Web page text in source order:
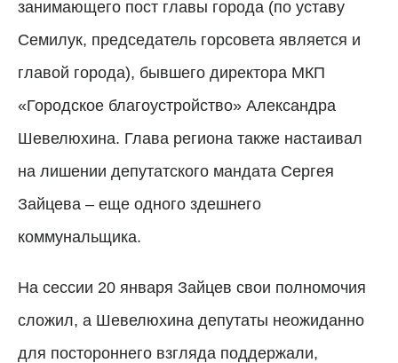
занимающего пост главы города (по уставу
Семилук, председатель горсовета является и
главой города), бывшего директора МКП
«Городское благоустройство» Александра
Шевелюхина. Глава региона также настаивал
на лишении депутатского мандата Сергея
Зайцева – еще одного здешнего
коммунальщика.
На сессии 20 января Зайцев свои полномочия
сложил, а Шевелюхина депутаты неожиданно
для постороннего взгляда поддержали,